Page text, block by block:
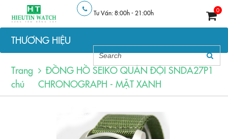
Tư Vấn: 8:00h - 21:00h 0
THƯƠNG HIỆU
Trang
chủ
ĐỒNG HỒ SEIKO QUÂN ĐỘI SNDA27P1
CHRONOGRAPH - MẶT XANH